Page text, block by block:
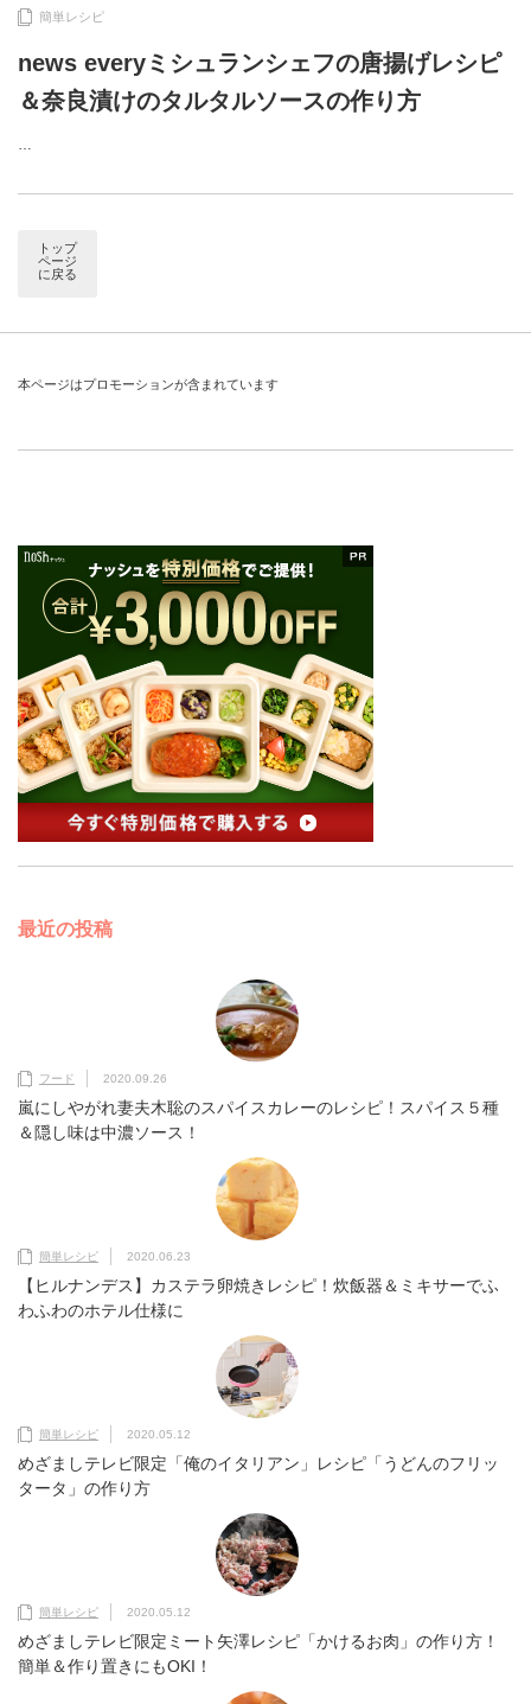
簡単レシピ
news everyミシュランシェフの唐揚げレシピ
＆奈良漬けのタルタルソースの作り方
…
トップ
ページ
に戻る
本ページはプロモーションが含まれています
最近の投稿
フード 2020.09.26
嵐にしやがれ妻夫木聡のスパイスカレーのレシピ！スパイス５種
＆隠し味は中濃ソース！
簡単レシピ 2020.06.23
【ヒルナンデス】カステラ卵焼きレシピ！炊飯器＆ミキサーでふ
わふわのホテル仕様に
簡単レシピ 2020.05.12
めざましテレビ限定「俺のイタリアン」レシピ「うどんのフリッ
タータ」の作り方
簡単レシピ 2020.05.12
めざましテレビ限定ミート矢澤レシピ「かけるお肉」の作り方！
簡単＆作り置きにもOKI！